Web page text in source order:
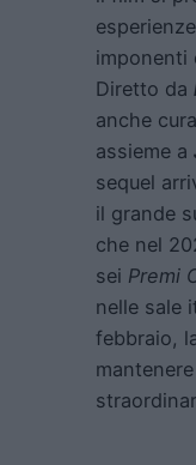
imponenti
Diretto da
anche
assieme a
sequel
il grande
che nel
sei Premi
nelle sale
febbraio,